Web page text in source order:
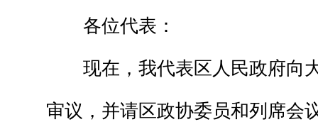
各位代表：
现在，我代表区人民政府向
审议，并请区政协委员和列席会